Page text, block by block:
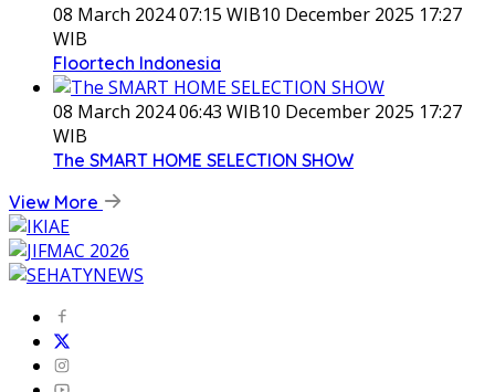
08 March 2024 07:15 WIB10 December 2025 17:27
WIB
Floortech Indonesia
08 March 2024 06:43 WIB10 December 2025 17:27
WIB
The SMART HOME SELECTION SHOW
View More